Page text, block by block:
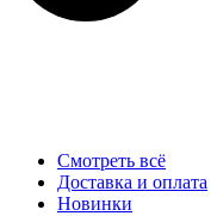
Смотреть всё
Доставка и оплата
Новинки